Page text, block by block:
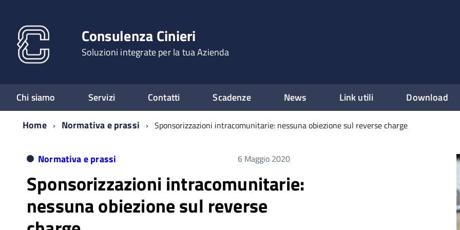
Consulenza Cinieri
Soluzioni integrate per la tua Azienda
Chi siamo Servizi Contatti Scadenze News Link utili Download
Home
Normativa e prassi Sponsorizzazioni intracomunitarie: nessuna obiezione sul reverse charge
Normativa e prassi 6 Maggio 2020
Sponsorizzazioni intracomunitarie:
nessuna obiezione sul reverse